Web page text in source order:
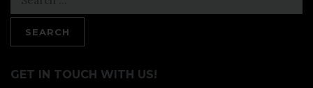
for:
GET IN TOUCH WITH US!